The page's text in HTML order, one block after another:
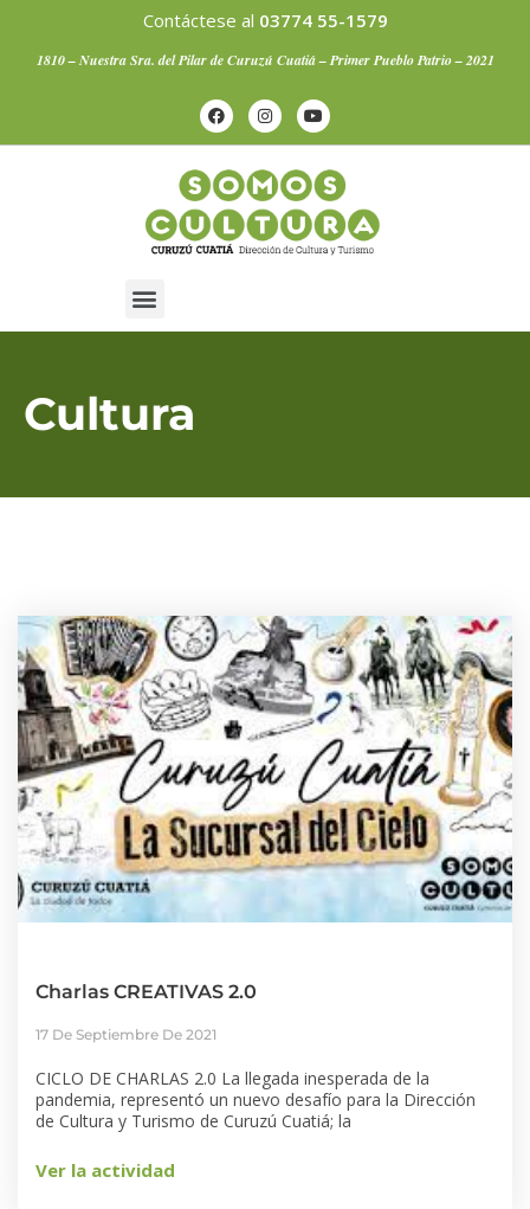
Contáctese al 03774 55-1579
1810 – Nuestra Sra. del Pilar de Curuzú Cuatiá – Primer Pueblo Patrio – 2021
Cultura
Charlas CREATIVAS 2.0
17 De Septiembre De 2021
CICLO DE CHARLAS 2.0 La llegada inesperada de la
pandemia, representó un nuevo desafío para la Dirección
de Cultura y Turismo de Curuzú Cuatiá; la
Ver la actividad